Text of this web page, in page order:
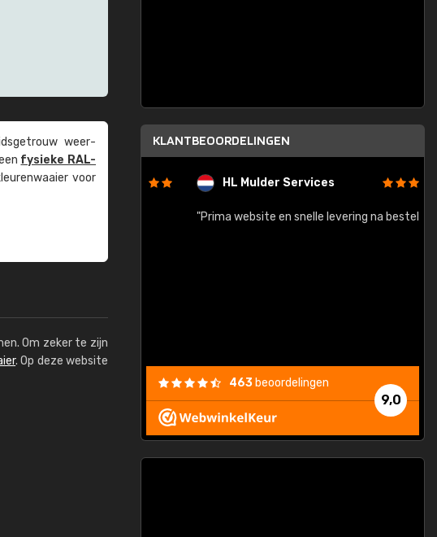
weer­
fysieke RAL-
voor
Om zeker te zijn
. Op deze website
KLANTBEOORDELINGEN
HL Mulder Services
"Prima website en snelle levering na bestelling"
9,0
463 beoordelingen